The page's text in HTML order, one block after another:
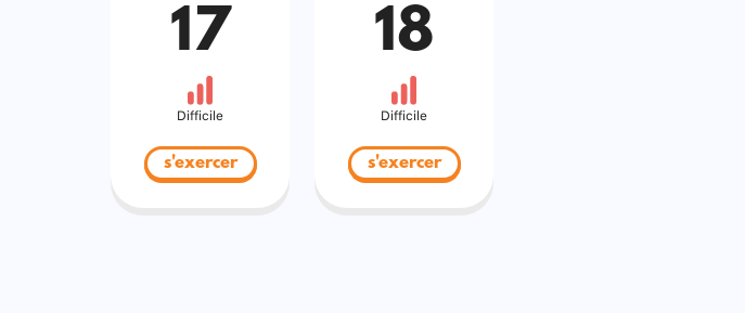
17
Difficile
s'exercer
18
Difficile
s'exercer